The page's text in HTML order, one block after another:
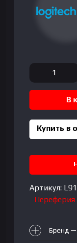
Количество
товара
LOGITECH
Mouse
-
В
Купить в
Артикул:
Бренд —